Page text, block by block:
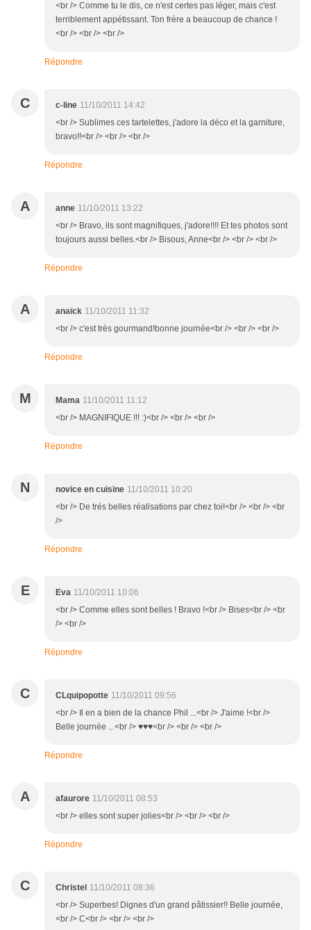
<br /> Comme tu le dis, ce n'est certes pas léger, mais c'est
terriblement appétissant. Ton frère a beaucoup de chance !
<br /> <br /> <br />
Répondre
C c-line 11/10/2011 14:42
<br /> Sublimes ces tartelettes, j'adore la déco et la garniture,
bravo!!<br /> <br /> <br />
Répondre
A anne 11/10/2011 13:22
<br /> Bravo, ils sont magnifiques, j'adore!!!! Et tes photos sont
toujours aussi belles.<br /> Bisous, Anne<br /> <br /> <br />
Répondre
A anaïck 11/10/2011 11:32
<br /> c'est très gourmand!bonne journée<br /> <br /> <br />
Répondre
M Mama 11/10/2011 11:12
<br /> MAGNIFIQUE !!! :)<br /> <br /> <br />
Répondre
N novice en cuisine 11/10/2011 10:20
<br /> De trés belles réalisations par chez toi!<br /> <br /> <br
/>
Répondre
E Eva 11/10/2011 10:06
<br /> Comme elles sont belles ! Bravo !<br /> Bises<br /> <br
/> <br />
Répondre
C CLquipopotte 11/10/2011 09:56
<br /> Il en a bien de la chance Phil ...<br /> J'aime !<br />
Belle journée ...<br /> ♥♥♥<br /> <br /> <br />
Répondre
A afaurore 11/10/2011 08:53
<br /> elles sont super jolies<br /> <br /> <br />
Répondre
C Christel 11/10/2011 08:36
<br /> Superbes! Dignes d'un grand pâtissier!! Belle journée,
<br /> C<br /> <br /> <br />